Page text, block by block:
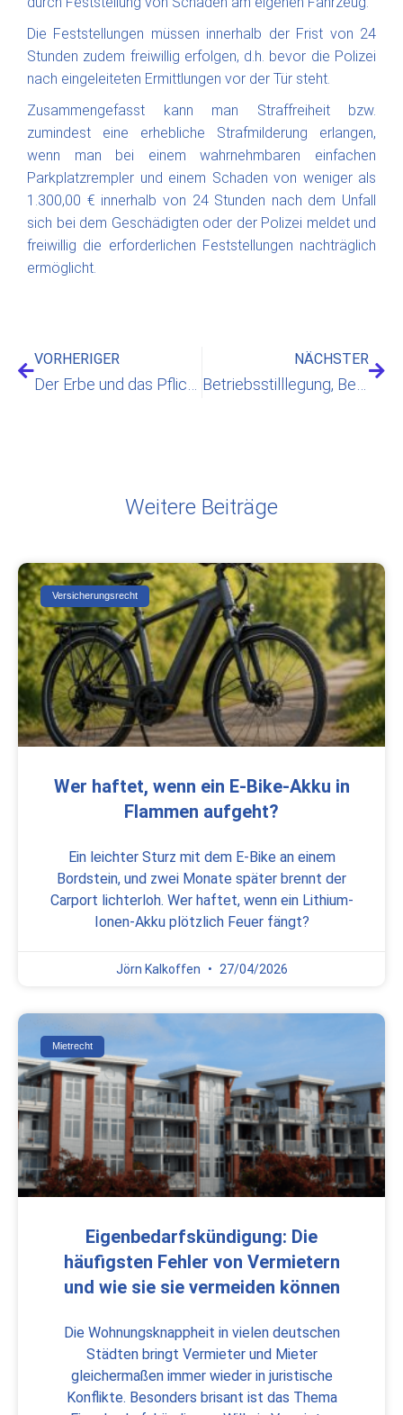
Die Feststellungen müssen innerhalb der Frist von 24
Stunden zudem freiwillig erfolgen, d.h. bevor die Polizei
nach eingeleiteten Ermittlungen vor der Tür steht.
Zusammengefasst kann man Straffreiheit bzw.
zumindest eine erhebliche Strafmilderung erlangen,
wenn man bei einem wahrnehmbaren einfachen
Parkplatzrempler und einem Schaden von weniger als
1.300,00 € innerhalb von 24 Stunden nach dem Unfall
sich bei dem Geschädigten oder der Polizei meldet und
freiwillig die erforderlichen Feststellungen nachträglich
ermöglicht.
VORHERIGER NÄCHSTER
Weitere Beiträge
Versicherungsrecht
Wer haftet, wenn ein E-Bike-Akku in
Flammen aufgeht?
Ein leichter Sturz mit dem E-Bike an einem
Bordstein, und zwei Monate später brennt der
Carport lichterloh. Wer haftet, wenn ein Lithium-
Ionen-Akku plötzlich Feuer fängt?
Jörn Kalkoffen 27/04/2026
Mietrecht
Eigenbedarfskündigung: Die
häufigsten Fehler von Vermietern
und wie sie sie vermeiden können
Die Wohnungsknappheit in vielen deutschen
Städten bringt Vermieter und Mieter
gleichermaßen immer wieder in juristische
Konflikte. Besonders brisant ist das Thema